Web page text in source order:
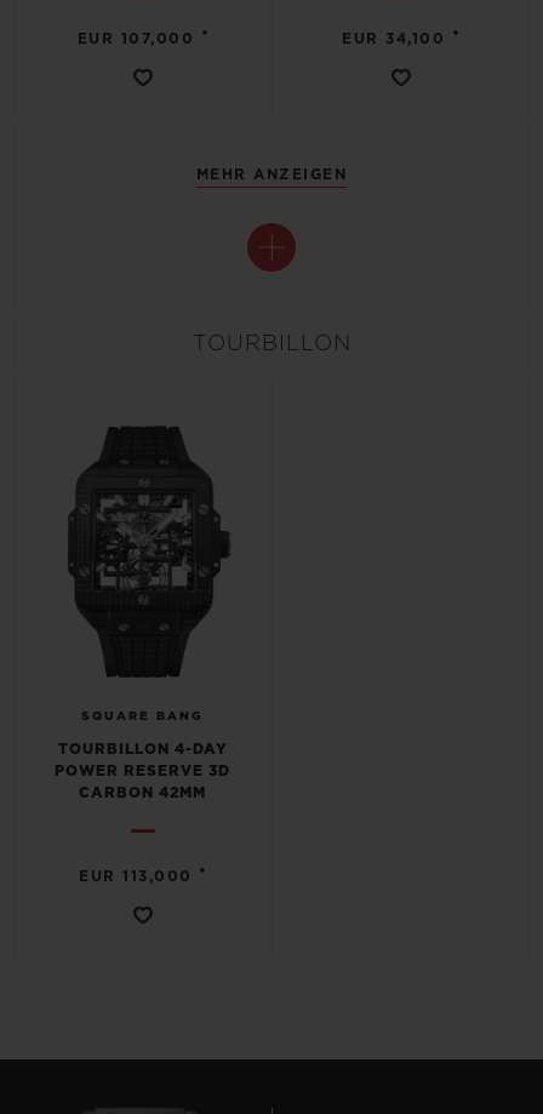
EUR 107,000 • EUR 34,100 •
MEHR ANZEIGEN
TOURBILLON
SQUARE BANG
TOURBILLON 4-DAY
POWER RESERVE 3D
CARBON 42MM
EUR 113,000 •